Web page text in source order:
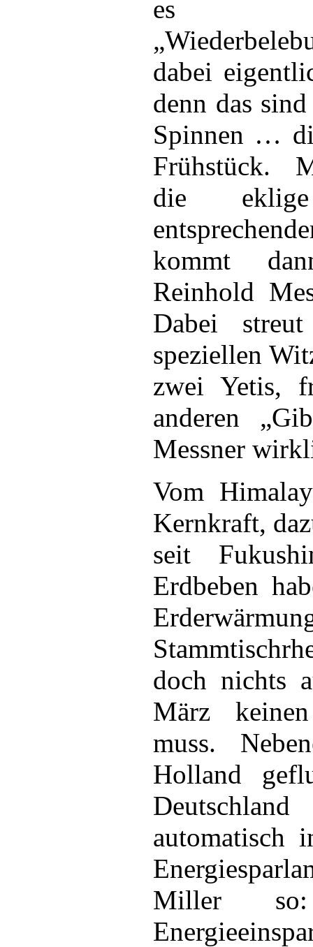
es
dabei
denn das
Spinnen …
Frühstück.
die
kommt
Reinhold
Dabei
speziellen
zwei Yetis,
anderen
Messner
Vom
Kernkraft,
seit
Erdbeben
doch nichts
März
muss.
Holland
automatisch
Miller